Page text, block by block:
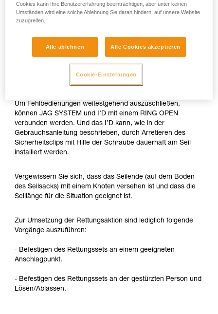
Um Fehlbedienungen weitestgehend auszuschließen,
können JAG SYSTEM und I’D mit einem RING OPEN
verbunden werden. Und das I’D kann, wie in der
Gebrauchsanleitung beschrieben, durch Arretieren des
Sicherheitsclips mit Hilfe der Schraube dauerhaft am Seil
installiert werden.
Vergewissern Sie sich, dass das Seilende (auf dem Boden
des Seilsacks) mit einem Knoten versehen ist und dass die
Seillänge für die Situation geeignet ist.
Zur Umsetzung der Rettungsaktion sind lediglich folgende
Vorgänge auszuführen:
- Befestigen des Rettungssets an einem geeigneten
Anschlagpunkt.
- Befestigen des Rettungssets an der gestürzten Person und
Lösen/Ablassen.
Cookies kann Ihre Benutzererfahrung beeinträchtigen, aber unter keinen
Umständen wird eine solche Ablehnung Sie daran hindern, auf unsere Website
zuzugreifen.
Alle ablehnen Alle Cookies akzeptieren
Cookie-Einstellungen